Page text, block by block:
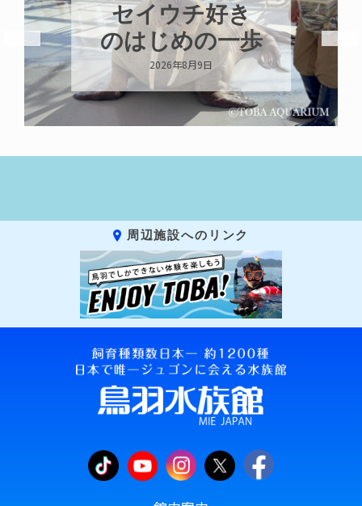
８月はカガミモ
チウニ推し
2026年8月8日
周辺施設へのリンク